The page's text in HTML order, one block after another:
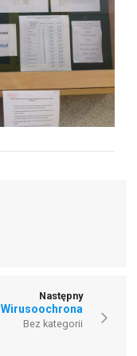
Następny
Wirusoochrona
Bez kategorii